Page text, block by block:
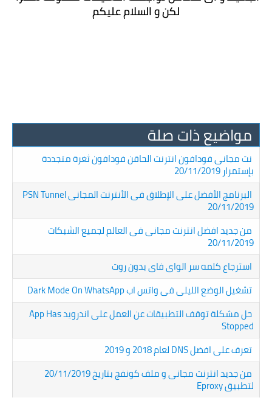
لكن و السلام عليكم
مواضيع ذات صلة
نت مجانى فودافون انترنت الحاقن فودافون ثغرة متجددة
بإستمرار 20/11/2019
البرنامج الأفضل على الإطلاق فى الأنترنت المجانى PSN Tunnel
20/11/2019
من جديد افضل انترنت مجانى فى العالم لجميع الشبكات
20/11/2019
استرجاع كلمه سر الواى فاى بدون روت
تشغيل الوضع الليلى فى واتس اب Dark Mode On WhatsApp
حل مشكلة توقف التطبيقات عن العمل على اندرويد App Has
Stopped
تعرف على افضل DNS لعام 2018 و 2019
من جديد انترنت مجانى و ملف كونفج بتاريخ 20/11/2019
لتطبيق Eproxy